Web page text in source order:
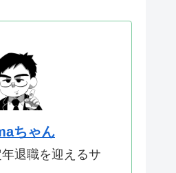
ちゃん
退職を迎えるサ